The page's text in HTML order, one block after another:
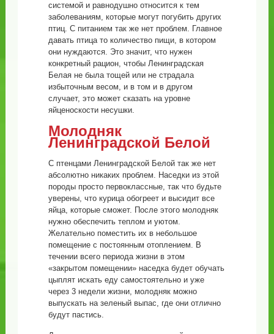
системой и равнодушно относится к тем
заболеваниям, которые могут погубить других
птиц. С питанием так же нет проблем. Главное
давать птица то количество пищи, в котором
они нуждаются. Это значит, что нужен
конкретный рацион, чтобы Ленинградская
Белая не была тощей или не страдала
избыточным весом, и в том и в другом
случает, это может сказать на уровне
яйценоскости несушки.
Молодняк
Ленинградской Белой
С птенцами Ленинградской Белой так же нет
абсолютно никаких проблем. Наседки из этой
породы просто первоклассные, так что будьте
уверены, что курица обогреет и высидит все
яйца, которые сможет. После этого молодняк
нужно обеспечить теплом и уютом.
Желательно поместить их в небольшое
помещение с постоянным отоплением. В
течении всего периода жизни в этом
«закрытом помещении» наседка будет обучать
цыплят искать еду самостоятельно и уже
через 3 недели жизни, молодняк можно
выпускать на зеленый выпас, где они отлично
будут пастись.